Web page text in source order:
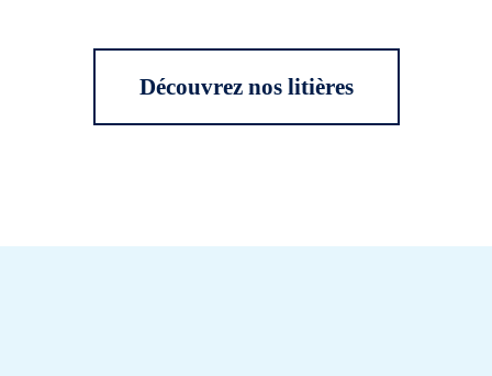
Découvrez nos litières